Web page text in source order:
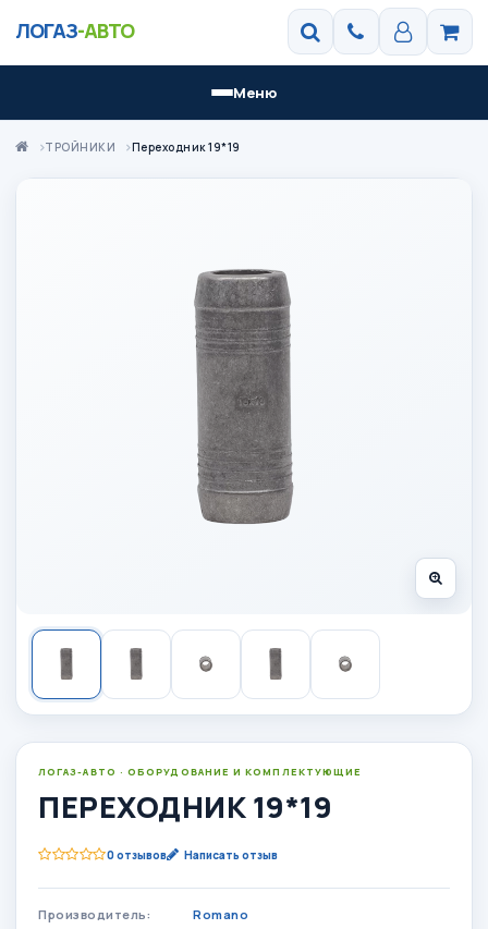
ЛОГАЗ-АВТО
Меню
ТРОЙНИКИ Переходник 19*19
ЛОГАЗ-АВТО · ОБОРУДОВАНИЕ И КОМПЛЕКТУЮЩИЕ
ПЕРЕХОДНИК 19*19
0 отзывов Написать отзыв
Производитель:
Romano